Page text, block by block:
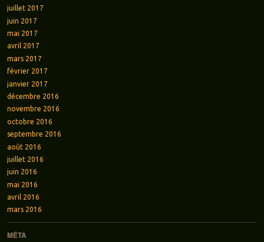
juillet 2017
juin 2017
mai 2017
avril 2017
mars 2017
février 2017
janvier 2017
décembre 2016
novembre 2016
octobre 2016
septembre 2016
août 2016
juillet 2016
juin 2016
mai 2016
avril 2016
mars 2016
MÉTA